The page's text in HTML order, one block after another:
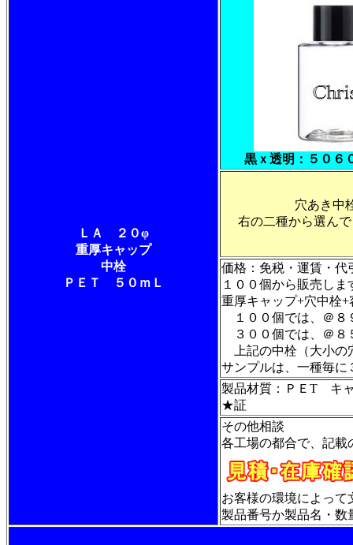
ＬＡ ２０φ
重厚キャップ
中栓
ＰＥＴ ５０ｍＬ
黒ｘ透明：５０６
穴あき中
右の二種から選ん
価格：免税・運賃・
１００個から販売し
重厚キャップ+穴中
１００個では、＠
３００個では、＠
上記の中栓（大小
サンプルは、一種毎に
製品材質：ＰＥT キ
★証
その他相談
各工場の都合で、記載
お客様の環境によって
製品番号か製品名・数